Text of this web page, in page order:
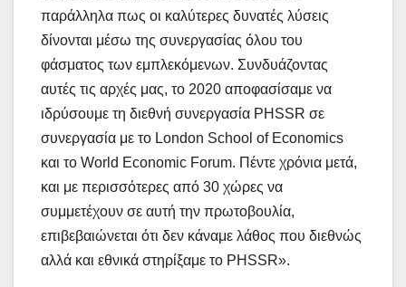
παράλληλα πως οι καλύτερες δυνατές λύσεις
δίνονται μέσω της συνεργασίας όλου του
φάσματος των εμπλεκόμενων. Συνδυάζοντας
αυτές τις αρχές μας, το 2020 αποφασίσαμε να
ιδρύσουμε τη διεθνή συνεργασία PHSSR σε
συνεργασία με το London School of Economics
και το World Economic Forum. Πέντε χρόνια μετά,
και με περισσότερες από 30 χώρες να
συμμετέχουν σε αυτή την πρωτοβουλία,
επιβεβαιώνεται ότι δεν κάναμε λάθος που διεθνώς
αλλά και εθνικά στηρίξαμε το PHSSR».